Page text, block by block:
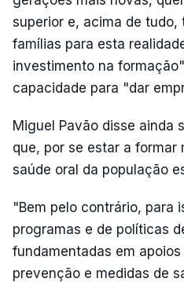
superior e, acima de tudo,
famílias para esta
investimento na
capacidade para "dar
Miguel Pavão disse ainda
que, por se estar a formar
saúde oral da população
"Bem pelo contrário, para
programas e de políticas
fundamentadas em
prevenção e medidas de